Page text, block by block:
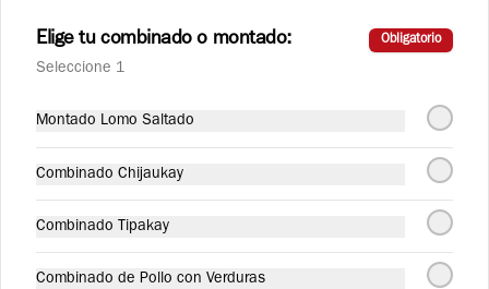
picante.
Elige tu combinado o montado: Obligatorio
Seleccione 1
Montado Lomo Saltado
Combinado Chijaukay
Combinado Tipakay
Combinado de Pollo con Verduras